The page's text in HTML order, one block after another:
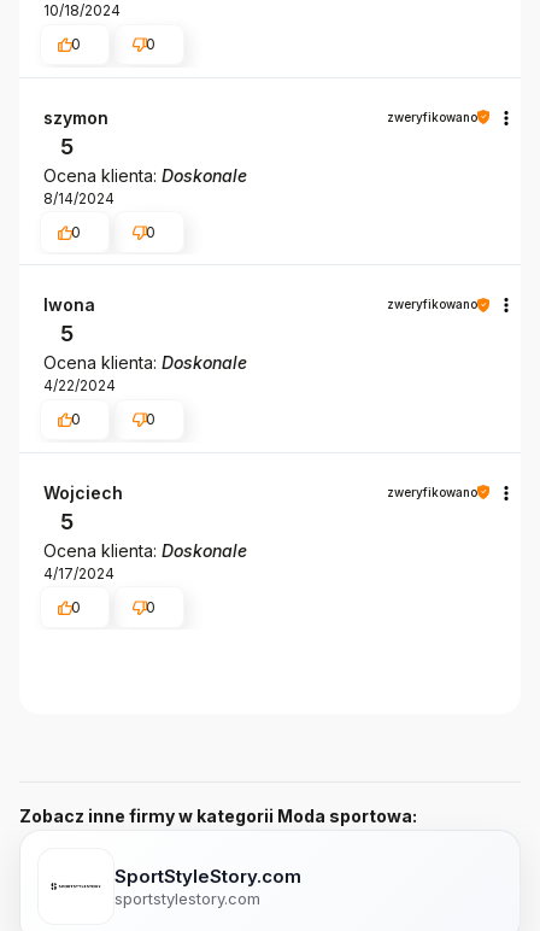
10/18/2024
0
0
szymon zweryfikowano
5
Ocena klienta: Doskonale
8/14/2024
0
0
Iwona zweryfikowano
5
Ocena klienta: Doskonale
4/22/2024
0
0
Wojciech zweryfikowano
5
Ocena klienta: Doskonale
4/17/2024
0
0
Zobacz inne firmy w kategorii Moda sportowa:
SportStyleStory.com
sportstylestory.com